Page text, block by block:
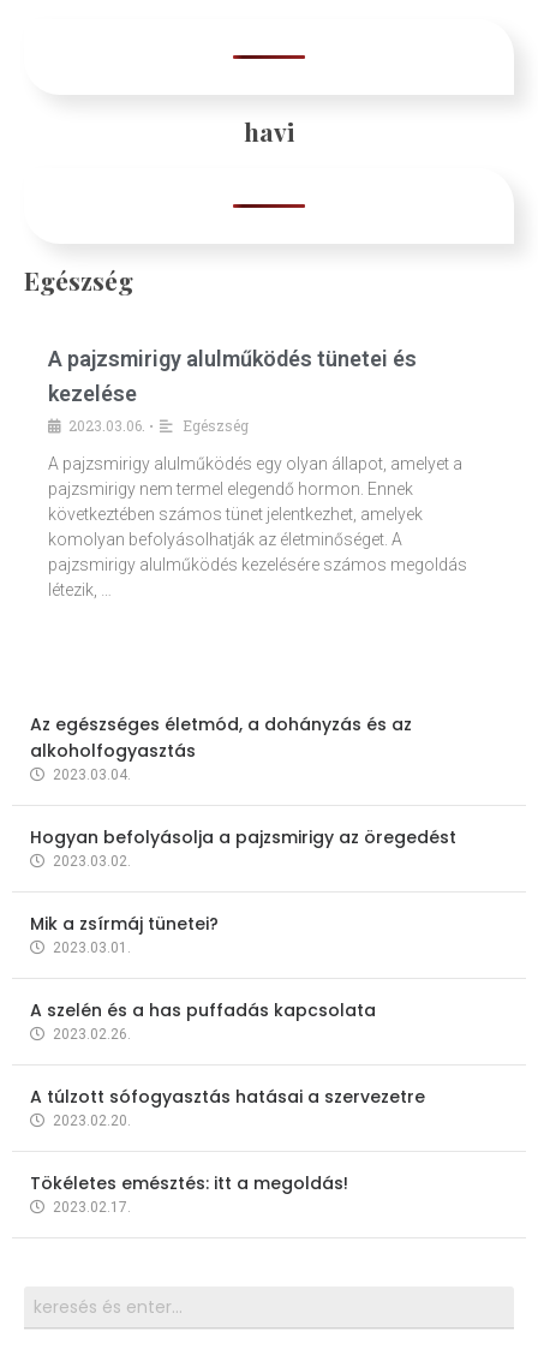
havi
Egészség
A pajzsmirigy alulműködés tünetei és
kezelése
2023.03.06. •
Egészség
A pajzsmirigy alulműködés egy olyan állapot, amelyet a
pajzsmirigy nem termel elegendő hormon. Ennek
következtében számos tünet jelentkezhet, amelyek
komolyan befolyásolhatják az életminőséget. A
pajzsmirigy alulműködés kezelésére számos megoldás
létezik, …
Az egészséges életmód, a dohányzás és az
alkoholfogyasztás
2023.03.04.
Hogyan befolyásolja a pajzsmirigy az öregedést
2023.03.02.
Mik a zsírmáj tünetei?
2023.03.01.
A szelén és a has puffadás kapcsolata
2023.02.26.
A túlzott sófogyasztás hatásai a szervezetre
2023.02.20.
Tökéletes emésztés: itt a megoldás!
2023.02.17.